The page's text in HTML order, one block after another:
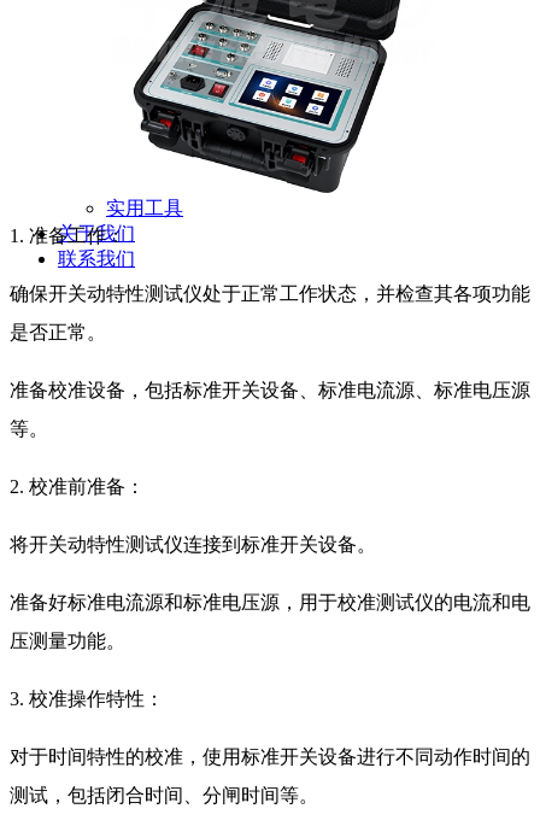
公司动态
行业资讯
解决方案
指导书
培训方案
实用工具
关于我们
联系我们
1. 准备工作：
确保开关动特性测试仪处于正常工作状态，并检查其各项功能
是否正常。
准备校准设备，包括标准开关设备、标准电流源、标准电压源
等。
2. 校准前准备：
将开关动特性测试仪连接到标准开关设备。
准备好标准电流源和标准电压源，用于校准测试仪的电流和电
压测量功能。
3. 校准操作特性：
对于时间特性的校准，使用标准开关设备进行不同动作时间的
测试，包括闭合时间、分闸时间等。